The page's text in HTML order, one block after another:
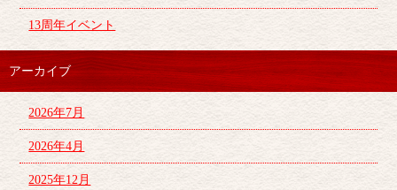
13周年イベント
アーカイブ
2026年7月
2026年4月
2025年12月